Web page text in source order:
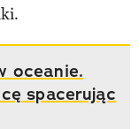
oceanie.
spacerując